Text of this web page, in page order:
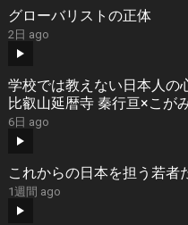
グローバリストの正体
2日 ago
学校では教えない日本人の
比叡山延暦寺 秦行亘×こが
6日 ago
これからの日本を担う若者
1週間 ago